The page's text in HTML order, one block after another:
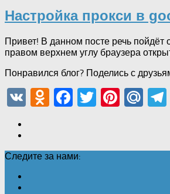
Настройка прокси в
Привет! В данном посте речь пойдёт
правом верхнем углу браузера
Понравился блог? Поделись с
VK Odnoklassniki
Facebook
Twitter
Следите за нами: